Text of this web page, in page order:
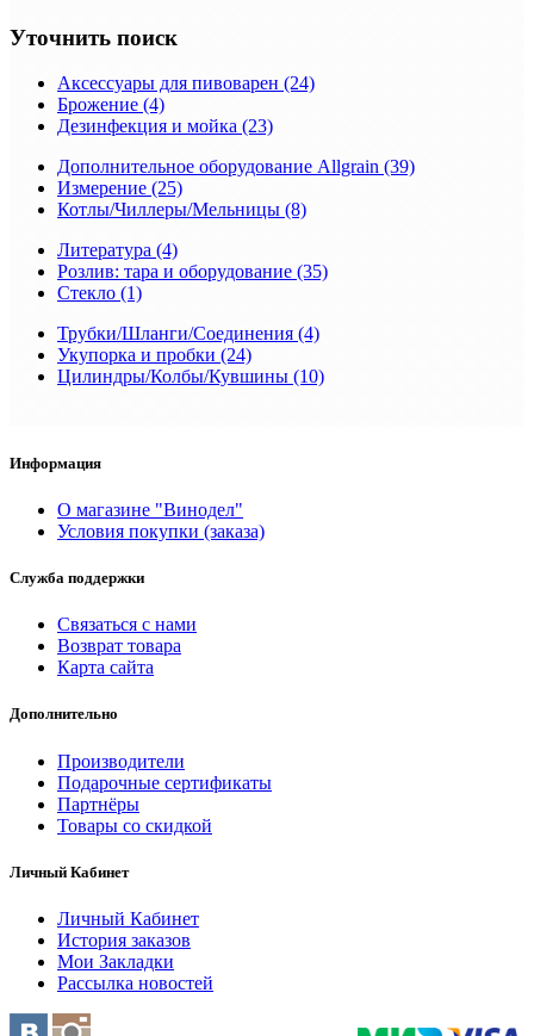
Уточнить поиск
Аксессуары для пивоварен (24)
Брожение (4)
Дезинфекция и мойка (23)
Дополнительное оборудование Allgrain (39)
Измерение (25)
Котлы/Чиллеры/Мельницы (8)
Литература (4)
Розлив: тара и оборудование (35)
Стекло (1)
Трубки/Шланги/Соединения (4)
Укупорка и пробки (24)
Цилиндры/Колбы/Кувшины (10)
Информация
О магазине "Винодел"
Условия покупки (заказа)
Служба поддержки
Связаться с нами
Возврат товара
Карта сайта
Дополнительно
Производители
Подарочные сертификаты
Партнёры
Товары со скидкой
Личный Кабинет
Личный Кабинет
История заказов
Мои Закладки
Рассылка новостей